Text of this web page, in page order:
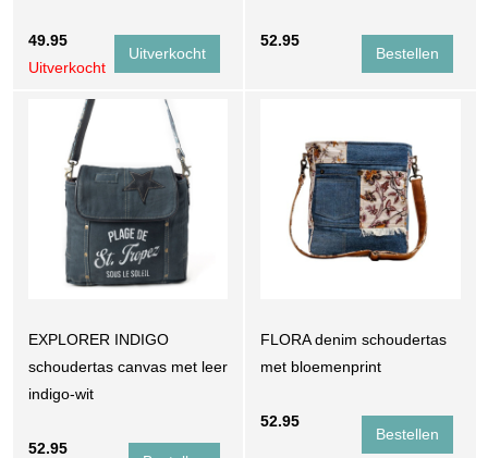
49.95
Uitverkocht
52.95
EXPLORER INDIGO
schoudertas canvas met leer
indigo-wit
52.95
FLORA denim schoudertas
met bloemenprint
52.95